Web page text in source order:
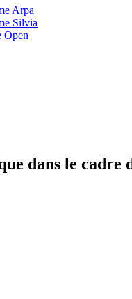
Arpa
Silvia
Open
dans le cadre